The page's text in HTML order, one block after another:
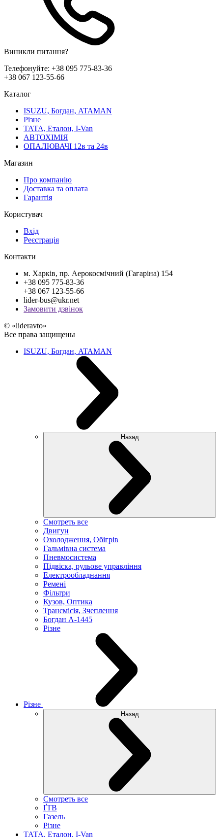
Виникли питання?
Телефонуйте: +38 095 775-83-36
+38 067 123-55-66
Каталог
ISUZU, Богдан, ATAMAN
Різне
ТАТА, Еталон, I-Van
АВТОХІМІЯ
ОПАЛЮВАЧІ 12в та 24в
Магазин
Про компанію
Доставка та оплата
Гарантія
Користувач
Вхід
Реєстрація
Контакти
м. Харків, пр. Аерокосмічний (Гагаріна) 154
+38 095 775-83-36
+38 067 123-55-66
lider-bus@ukr.net
Замовити дзвінок
© «lideravto»
Все права защищены
ISUZU, Богдан, ATAMAN
Назад
Смотреть все
Двигун
Охолодження, Обігрів
Гальмівна система
Пневмосистема
Підвіска, рульове управління
Електрообладнання
Ремені
Фільтри
Кузов, Оптика
Трансмісія, Зчеплення
Богдан А-1445
Різне
Різне
Назад
Смотреть все
ҐТВ
Газель
Різне
ТАТА, Еталон, I-Van